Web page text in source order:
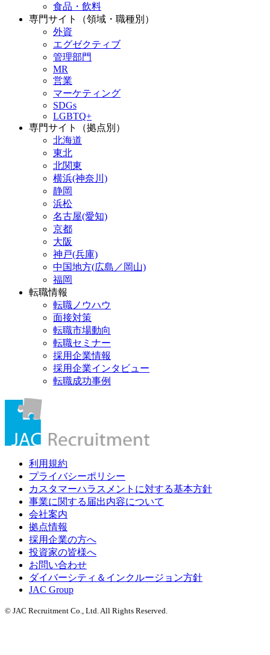
食品・飲料
専門サイト（領域・職種別）
外資
エグゼクティブ
管理部門
MR
営業
マーケティング
SDGs
LGBTQ+
専門サイト（拠点別）
北海道
東北
北関東
横浜(神奈川)
静岡
浜松
名古屋(愛知)
京都
大阪
神戸(兵庫)
中国地方(広島／岡山)
福岡
転職情報
転職ノウハウ
面接対策
転職市場動向
転職セミナー
採用企業情報
採用企業インタビュー
転職成功事例
利用規約
プライバシーポリシー
カスタマーハラスメントに対する基本方針
事業に関する届出内容について
会社案内
拠点情報
採用企業の方へ
投資家の皆様へ
お問い合わせ
ダイバーシティ＆インクルージョン方針
JAC Group
© JAC Recruitment Co., Ltd. All Rights Reserved.